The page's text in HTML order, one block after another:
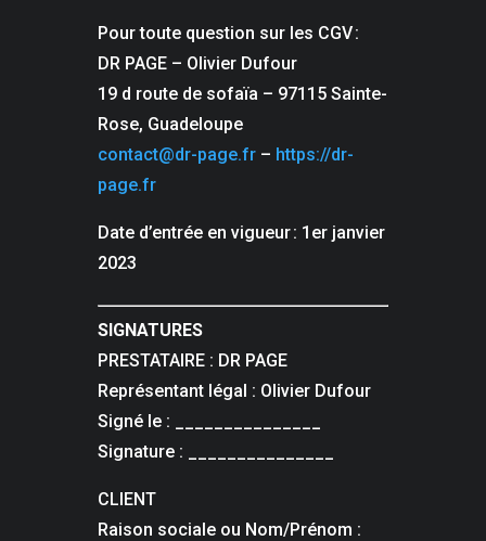
Pour toute question sur les CGV :
DR PAGE – Olivier Dufour
19 d route de sofaïa – 97115 Sainte-
Rose, Guadeloupe
contact@dr-page.fr– https://dr-
page.fr
Date d’entrée en vigueur : 1er janvier
2023
SIGNATURES
PRESTATAIRE : DR PAGE
Représentant légal : Olivier Dufour
Signé le : _______________
Signature : _______________
CLIENT
Raison sociale ou Nom/Prénom :